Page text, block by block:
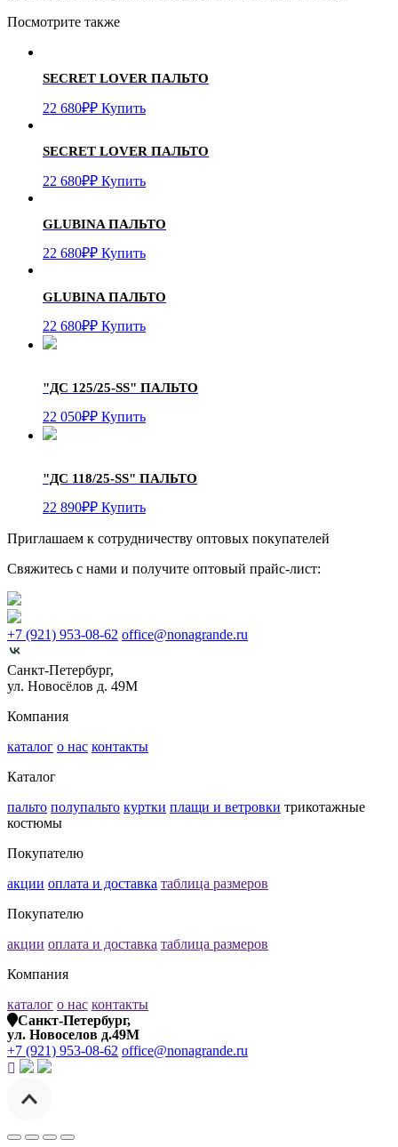
Посмотрите также
SECRET LOVER ПАЛЬТО
22 680₽₽ Купить
SECRET LOVER ПАЛЬТО
22 680₽₽ Купить
GLUBINA ПАЛЬТО
22 680₽₽ Купить
GLUBINA ПАЛЬТО
22 680₽₽ Купить
"ДС 125/25-SS" ПАЛЬТО
22 050₽₽ Купить
"ДС 118/25-SS" ПАЛЬТО
22 890₽₽ Купить
Приглашаем к сотрудничеству оптовых покупателей
Свяжитесь с нами и получите оптовый прайс-лист:
+7 (921) 953-08-62 office@nonagrande.ru
Санкт-Петербург,
ул. Новосёлов д. 49М
Компания
каталог о нас контакты
Каталог
пальто полупальто куртки плащи и ветровки трикотажные
костюмы
Покупателю
акции оплата и доставка таблица размеров
Покупателю
акции оплата и доставка таблица размеров
Компания
каталог о нас контакты
Санкт-Петербург,
ул. Новоселов д.49М
+7 (921) 953-08-62 office@nonagrande.ru